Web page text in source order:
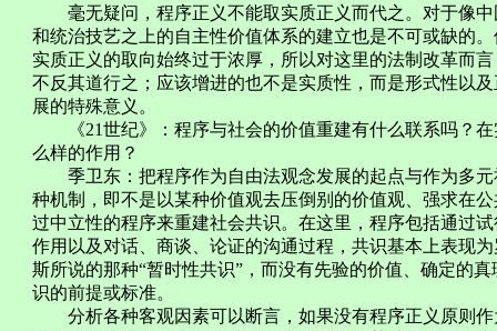
毫无疑问，程序正义不能取实质正义而代之。对于像中
和统治技艺之上的自主性价值体系的建立也是不可或缺的
实质正义的取向始终过于浓厚，所以对这里的法制改革而
不反其道行之；应该增进的也不是实质性，而是形式性以
展的特殊意义。
《21世纪》：程序与社会的价值重建有什么联系吗？在
么样的作用？
季卫东：把程序作为自由法观念发展的起点与作为多元
种机制，即不是以某种价值观去压倒别的价值观、强求在
过中立性的程序来重建社会共识。在这里，程序包括通过
作用以及对话、商谈、论证的沟通过程，共识基本上表现
斯所说的那种“暂时性共识”，而没有先验的价值、确定的
识的前提或标准。
分析各种客观因素可以断言，如果没有程序正义原则作